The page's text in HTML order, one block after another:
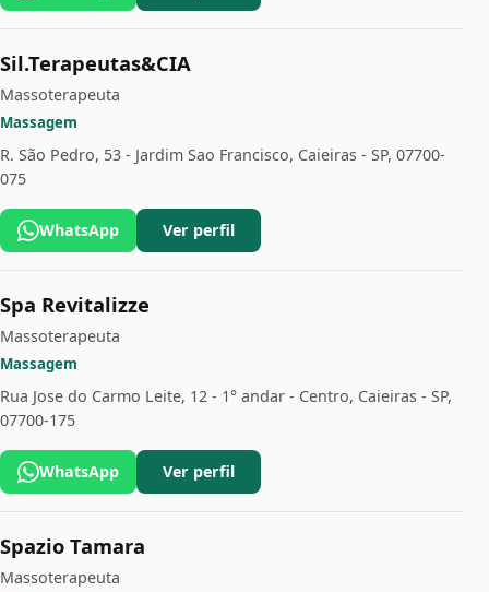
Sil.Terapeutas&CIA
Massoterapeuta
Massagem
R. São Pedro, 53 - Jardim Sao Francisco, Caieiras - SP, 07700-
075
WhatsApp Ver perfil
Spa Revitalizze
Massoterapeuta
Massagem
Rua Jose do Carmo Leite, 12 - 1° andar - Centro, Caieiras - SP,
07700-175
WhatsApp Ver perfil
Spazio Tamara
Massoterapeuta